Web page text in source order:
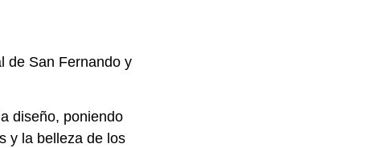
de San Fernando y
diseño, poniendo
y la belleza de los